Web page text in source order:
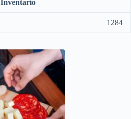
Inventario
1284